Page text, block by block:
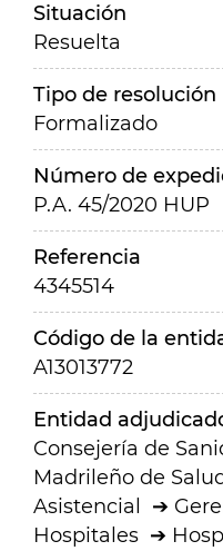
Situación
Resuelta
Tipo de resolución
Formalizado
Número de
P.A. 45/2020 HUP
Referencia
4345514
Código de la
A13013772
Entidad
Consejería de
Madrileño de
Asistencial
Hospitales